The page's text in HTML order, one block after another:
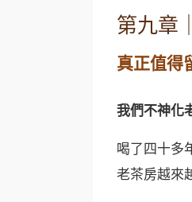
第九章
真正值得
我們不神化
喝了四十多
老茶房越來